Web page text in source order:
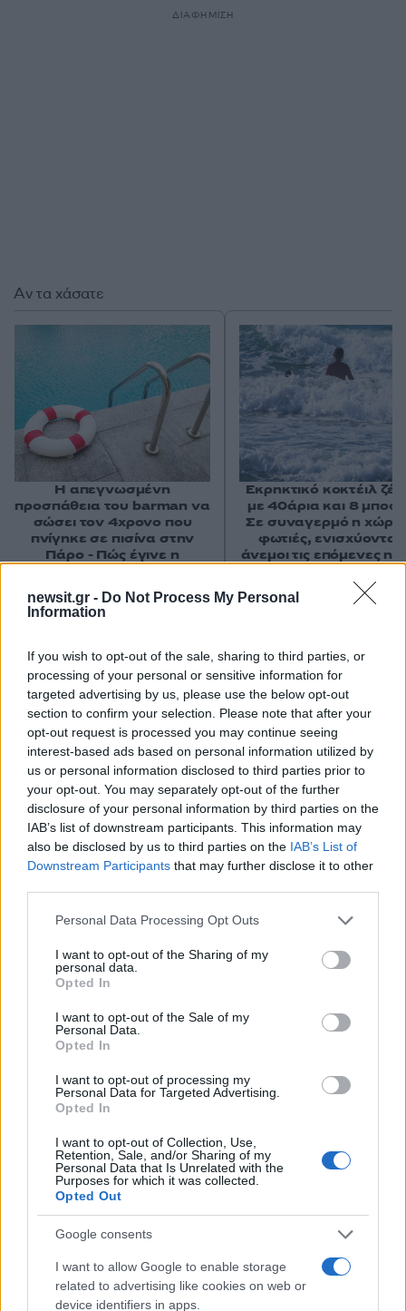
newsit.gr - Do Not Process My Personal
Information
If you wish to opt-out of the sale, sharing to third parties, or
processing of your personal or sensitive information for
targeted advertising by us, please use the below opt-out
section to confirm your selection. Please note that after your
opt-out request is processed you may continue seeing
interest-based ads based on personal information utilized by
us or personal information disclosed to third parties prior to
your opt-out. You may separately opt-out of the further
disclosure of your personal information by third parties on the
IAB’s list of downstream participants. This information may
also be disclosed by us to third parties on the IAB’s List of
Downstream Participants that may further disclose it to other
Please note that this website/app uses one or more Google
not limited to your visit or usage behaviour. You may click to
grant or deny consent to Google and its third-party tags to
use your data for below specified purposes in below Google
consent section.
Personal Data Processing Opt Outs
I want to opt-out of the Sharing of my
personal data.
Opted In
I want to opt-out of the Sale of my
Personal Data.
Opted In
I want to opt-out of processing my
Personal Data for Targeted Advertising.
Opted In
I want to opt-out of Collection, Use,
Retention, Sale, and/or Sharing of my
Personal Data that Is Unrelated with the
Purposes for which it was collected.
Opted Out
Google consents
I want to allow Google to enable storage
related to advertising like cookies on web or
device identifiers in apps.
ΔΙΑΦΗΜΙΣΗ
Σχολίασε εδώ
50 /50
Όροι Χρήσης. Το site προστατεύεται από reCAPTCHA, ισχύουν
Πολιτική Απορρήτου
Αθλητικά
BASKET LEAGUE
Share:
Ακολουθήστε το Νewsit.gr στοGoogle News
ενημερωθείτε πρώτοι για όλη την ειδησεογραφία και τα
τελευταία νέα της ημέρας
Αν τα χάσατε
Η απεγνωσμένη
προσπάθεια του barman να
σώσει τον 4χρονο που
πνίγηκε σε πισίνα στην
Πάρο - Πώς έγινε η
Εκρηκτικό κοκτέιλ
με 40άρια και 8
Σε συναγερμό η χώρα
φωτιές, ενισχύονται
άνεμοι τις επόμενες
Πιο δημοφιλή